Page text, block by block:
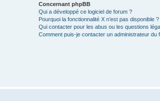
Concernant phpBB
Qui a développé ce logiciel de forum ?
Pourquoi la fonctionnalité X n’est pas disponible ?
Qui contacter pour les abus ou les questions
Comment puis-je contacter un administrateur du